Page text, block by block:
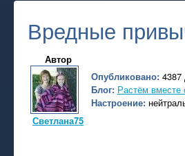
Вредные
Автор
Светлана75
Опубликовано: 4387
Блог: Растём вместе
Настроение: